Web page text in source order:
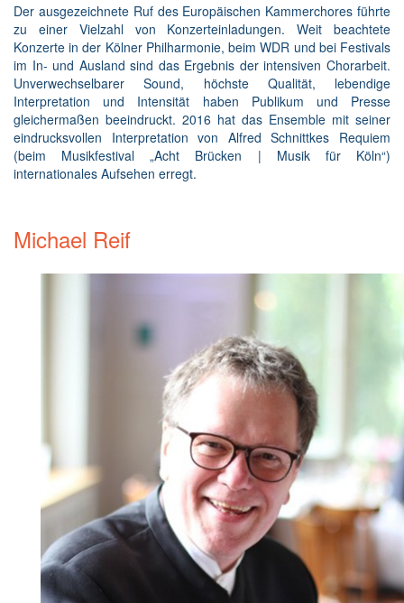
Der ausgezeichnete Ruf des Europäischen Kammerchores führte
zu einer Vielzahl von Konzerteinladungen. Weit beachtete
Konzerte in der Kölner Philharmonie, beim WDR und bei Festivals
im In- und Ausland sind das Ergebnis der intensiven Chorarbeit.
Unverwechselbarer Sound, höchste Qualität, lebendige
Interpretation und Intensität haben Publikum und Presse
gleichermaßen beeindruckt. 2016 hat das Ensemble mit seiner
eindrucksvollen Interpretation von Alfred Schnittkes Requiem
(beim Musikfestival „Acht Brücken | Musik für Köln“)
internationales Aufsehen erregt.
Michael Reif